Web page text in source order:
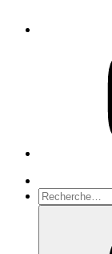
Recherche
pour